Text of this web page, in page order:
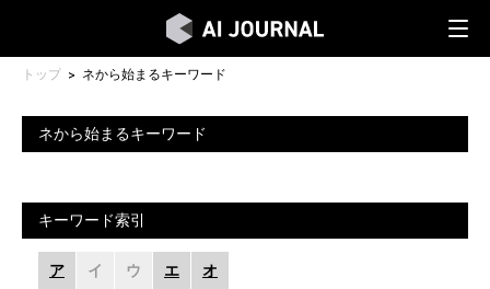
トップ ネから始まるキーワード
ネから始まるキーワード
キーワード索引
ア イ ウ エ オ